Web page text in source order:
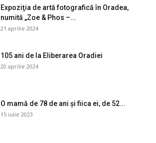
Expoziţia de artă fotografică în Oradea,
numită „Zoe & Phos –...
21 aprilie 2024
105 ani de la Eliberarea Oradiei
20 aprilie 2024
O mamă de 78 de ani și fiica ei, de 52...
15 iulie 2023